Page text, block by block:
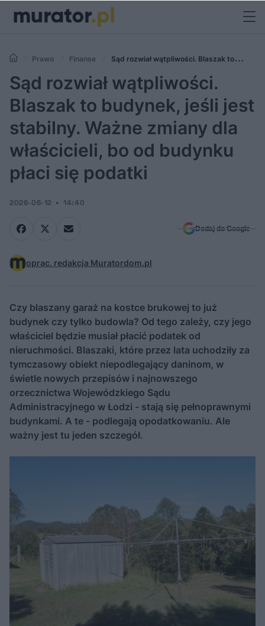
Prawo Finanse
Sąd rozwiał wątpliwości. Blaszak to
budynek, jeśli jest stabilny. Ważne zmiany dla właścicieli, bo od
budynku płaci się podatki
Sąd rozwiał wątpliwości.
Blaszak to budynek, jeśli jest
stabilny. Ważne zmiany dla
właścicieli, bo od budynku
płaci się podatki
2026-06-12 14:40
Dodaj do Google
oprac. redakcja Muratordom.pl
Czy blaszany garaż na kostce brukowej to już
budynek czy tylko budowla? Od tego zależy, czy jego
właściciel będzie musiał płacić podatek od
nieruchmości. Blaszaki, które przez lata uchodziły za
tymczasowy obiekt niepodlegający daninom, w
świetle nowych przepisów i najnowszego
orzecznictwa Wojewódzkiego Sądu
Administracyjnego w Łodzi - stają się pełnoprawnymi
budynkami. A te - podlegają opodatkowaniu. Ale
ważny jest tu jeden szczegół.